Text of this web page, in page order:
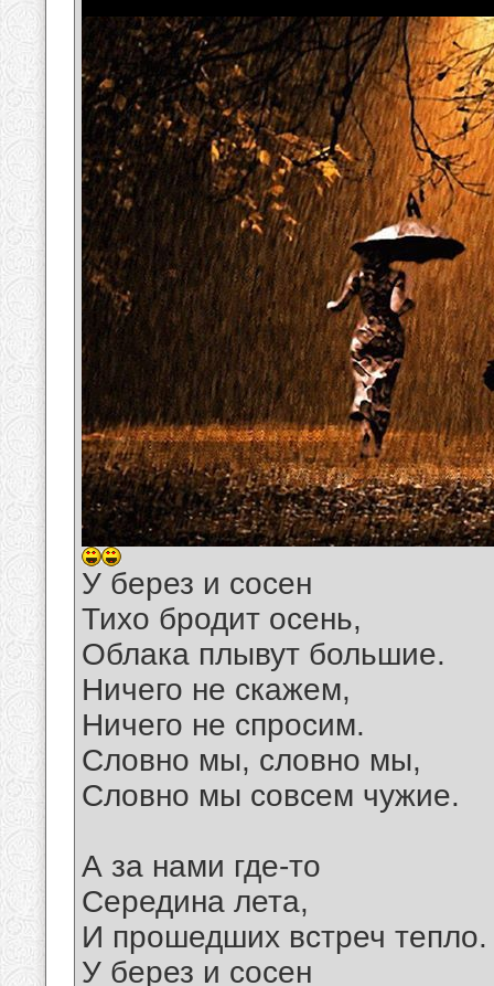
У берез и сосен
Тихо бродит осень,
Облака плывут большие.
Ничего не скажем,
Ничего не спросим.
Словно мы, словно мы,
Словно мы совсем чужие.
А за нами где-то
Середина лета,
И прошедших встреч тепло.
У берез и сосен